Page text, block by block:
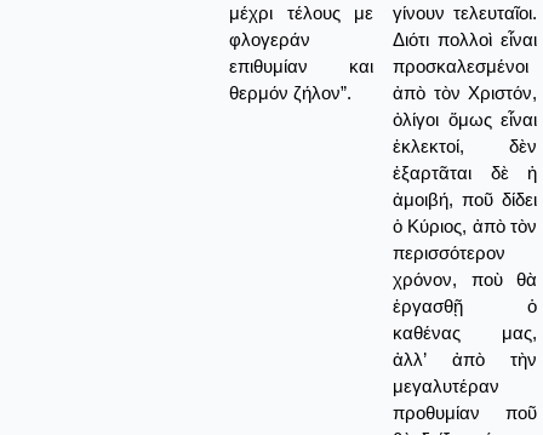
μέχρι τέλους με
φλογεράν
επιθυμίαν και
θερμόν ζήλον”.
γίνουν τελευταῖοι.
Διότι πολλοὶ εἶναι
προσκαλεσμένοι
ἀπὸ τὸν Χριστόν,
ὀλίγοι ὅμως εἶναι
ἐκλεκτοί, δὲν
ἐξαρτᾶται δὲ ἡ
ἀμοιβή, ποῦ δίδει
ὁ Κύριος, ἀπὸ τὸν
περισσότερον
χρόνον, ποὺ θὰ
ἐργασθῇ ὁ
καθένας μας,
ἀλλ’ ἀπὸ τὴν
μεγαλυτέραν
προθυμίαν ποῦ